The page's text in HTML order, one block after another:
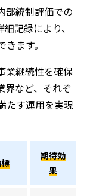
部統制評価での
記録により、
ます。
業継続性を確保
界など、それぞ
たす運用を実現
期待効
果